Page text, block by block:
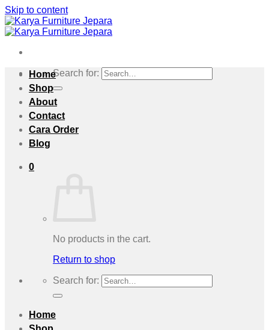
Skip to content
Search for:
Home
Shop
About
Contact
Cara Order
Blog
0
No products in the cart.
Return to shop
Search for:
Home